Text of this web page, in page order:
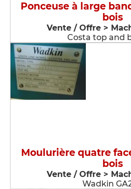
Ponceuse à large
bois
Vente / Offre >
Costa top and
Moulurière quatre
bois
Vente / Offre >
Wadkin